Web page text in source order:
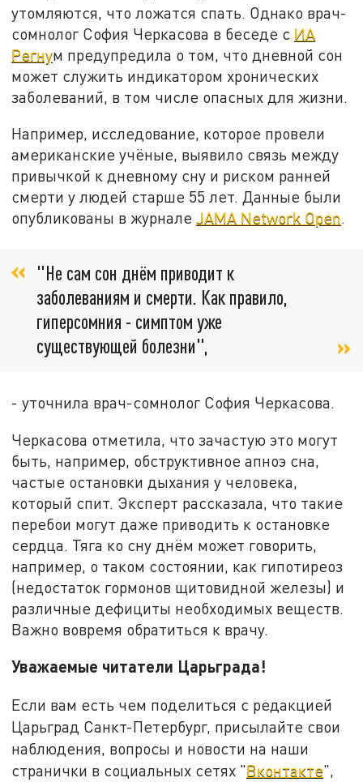
утомляются, что ложатся спать. Однако врач-
сомнолог София Черкасова в беседе с ИА
Регнум предупредила о том, что дневной сон
может служить индикатором хронических
заболеваний, в том числе опасных для жизни.
Например, исследование, которое провели
американские учёные, выявило связь между
привычкой к дневному сну и риском ранней
смерти у людей старше 55 лет. Данные были
опубликованы в журналеJAMA Network Open.
"Не сам сон днём приводит к
заболеваниям и смерти. Как правило,
гиперсомния - симптом уже
существующей болезни",
- уточнила врач-сомнолог София Черкасова.
Черкасова отметила, что зачастую это могут
быть, например, обструктивное апноэ сна,
частые остановки дыхания у человека,
который спит. Эксперт рассказала, что такие
перебои могут даже приводить к остановке
сердца. Тяга ко сну днём может говорить,
например, о таком состоянии, как гипотиреоз
(недостаток гормонов щитовидной железы) и
различные дефициты необходимых веществ.
Важно вовремя обратиться к врачу.
Уважаемые читатели Царьграда!
Если вам есть чем поделиться с редакцией
Царьград Санкт-Петербург, присылайте свои
наблюдения, вопросы и новости на наши
странички в социальных сетях "Вконтакте",